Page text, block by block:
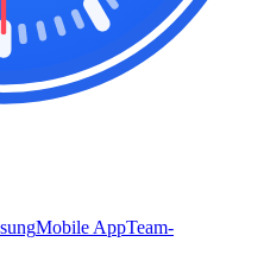
Mobile AppTeam-